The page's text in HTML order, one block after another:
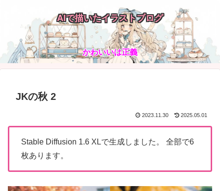
AIで描いたイラストブログ
かわいいは正義
JKの秋 2
2023.11.30 2025.05.01
Stable Diffusion 1.6 XLで生成しました。 全部で6
枚あります。